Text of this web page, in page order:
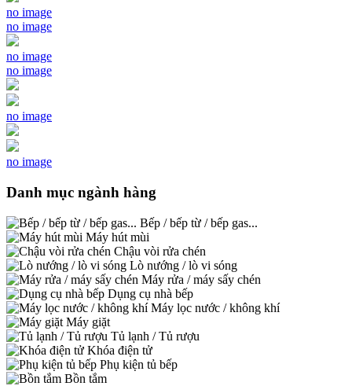
no image
no image
no image
no image
no image
no image
Danh mục ngành hàng
Bếp / bếp từ / bếp gas...
Máy hút mùi
Chậu vòi rửa chén
Lò nướng / lò vi sóng
Máy rửa / máy sấy chén
Dụng cụ nhà bếp
Máy lọc nước / không khí
Máy giặt
Tủ lạnh / Tủ rượu
Khóa điện tử
Phụ kiện tủ bếp
Bồn tắm